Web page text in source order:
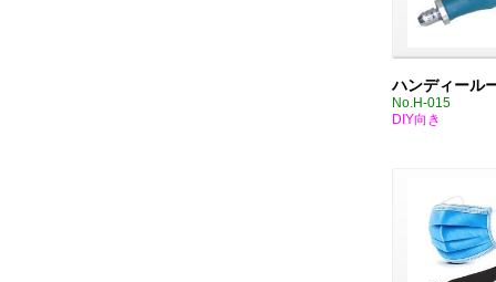
ハンディール
No.H-015
DIY向き